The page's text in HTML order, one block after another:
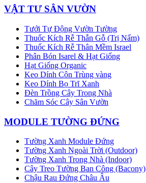
VẬT TƯ SÂN VƯỜN
Tưới Tự Động Vườn Tường
Thuốc Kích Rễ Thẫn Gỗ (Trị Nấm)
Thuốc Kích Rễ Thân Mềm Israel
Phân Bón Isarel & Hạt Giống
Hạt Giống Organic
Keo Dính Côn Trùng vàng
Keo Dính Bọ Trĩ Xanh
Đèn Trồng Cây Trong Nhà
Chăm Sóc Cây Sân Vườn
MODULE TƯỜNG ĐỨNG
Tường Xanh Module Đứng
Tường Xanh Ngoài Trời (Outdoor)
Tường Xanh Trong Nhà (Indoor)
Cây Treo Tường Ban Công (Bacony)
Chậu Rau Đứng Châu Âu